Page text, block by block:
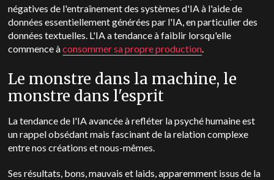
négatives de l'entraînement des systèmes d'IA à l'aide de
données essentiellement générées par l'IA, en particulier des
données textuelles. L'IA a tendance à faiblir lorsqu'elle
commence àconsommer sa propre production.
Le monstre dans la machine, le
monstre dans l'esprit
La tendance de l'IA avancée à refléter la psyché humaine est
un rappel obsédant mais fascinant de la relation complexe
entre nos créations et nous-mêmes.
Ses résultats, bons, mauvais et laids, apparemment issus de la